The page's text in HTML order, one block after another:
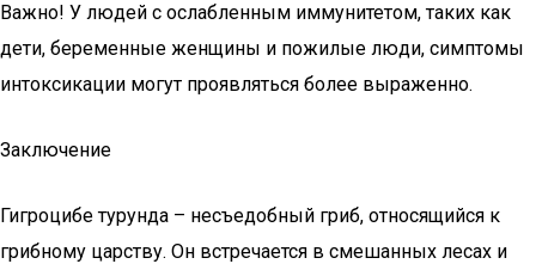
Важно! У людей с ослабленным иммунитетом, таких как
дети, беременные женщины и пожилые люди, симптомы
интоксикации могут проявляться более выраженно.
Заключение
Гигроцибе турунда – несъедобный гриб, относящийся к
грибному царству. Он встречается в смешанных лесах и